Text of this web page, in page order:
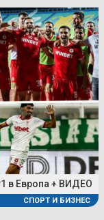
в Европа + ВИДЕО
СПОРТ И БИЗНЕС